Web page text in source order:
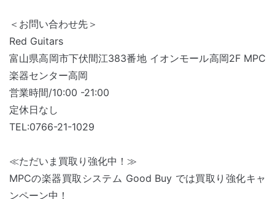
＜お問い合わせ先＞
Red Guitars
富山県高岡市下伏間江383番地 イオンモール高岡2F MPC
楽器センター高岡
営業時間/10:00 -21:00
定休日なし
TEL:0766-21-1029
≪ただいま買取り強化中！≫
MPCの楽器買取システム Good Buy では買取り強化キャ
ンペーン中！